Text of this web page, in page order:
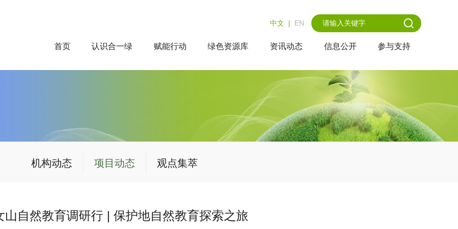
中文 | EN
首页 认识合一绿 赋能行动 绿色资源库 资讯动态 信息公开 参与支持
机构动态 项目动态 观点集萃
山自然教育调研行 | 保护地自然教育探索之旅